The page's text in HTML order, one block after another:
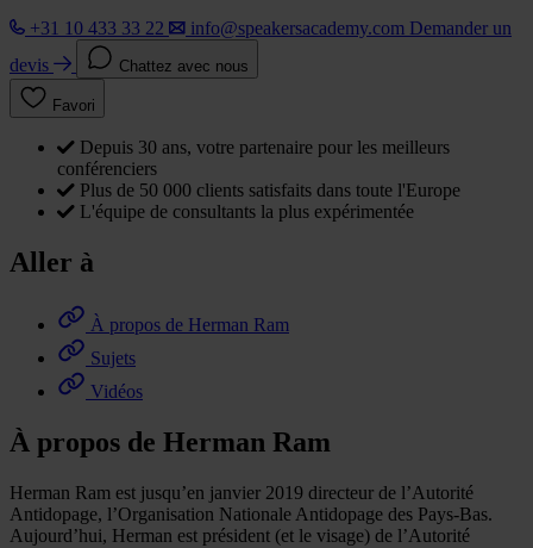
+31 10 433 33 22
info@speakersacademy.com Demander un
devis
Chattez avec nous
Favori
Depuis 30 ans, votre partenaire pour les meilleurs
conférenciers
Plus de 50 000 clients satisfaits dans toute l'Europe
L'équipe de consultants la plus expérimentée
Aller à
À propos de Herman Ram
Sujets
Vidéos
À propos de Herman Ram
Herman Ram est jusqu’en janvier 2019 directeur de l’Autorité
Antidopage, l’Organisation Nationale Antidopage des Pays-Bas.
Aujourd’hui, Herman est président (et le visage) de l’Autorité